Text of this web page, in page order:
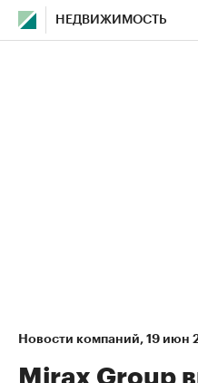
НЕДВИЖИМОСТЬ
Новости компаний⁠, 19 июн
Mirax Group